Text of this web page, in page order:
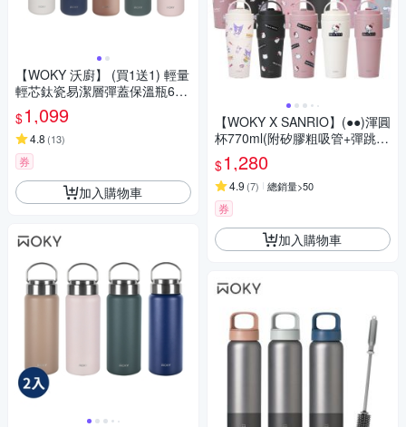
【WOKY 沃廚】 (買1送1) 輕量
輕芯鈦瓷易潔層彈蓋保溫瓶600
ML (5色可選)
$1,099
4.8 (13)
券
加入購物車
【WOKY X SANRIO】(●●)渾圓
杯770ml(附矽膠粗吸管+彈跳粗
吸管)
$1,280
4.9 (7) 總銷量>50
券
加入購物車